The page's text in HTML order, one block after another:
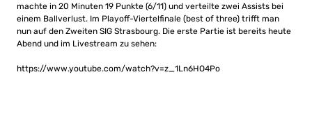
machte in 20 Minuten 19 Punkte (6/11) und verteilte zwei Assists bei
einem Ballverlust. Im Playoff-Viertelfinale (best of three) trifft man
nun auf den Zweiten SIG Strasbourg. Die erste Partie ist bereits heute
Abend und im Livestream zu sehen:
https://www.youtube.com/watch?v=z_1Ln6HO4Po